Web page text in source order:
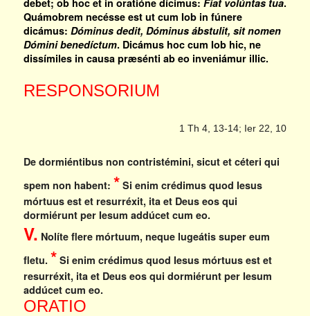
debet; ob hoc et in oratióne dícimus: Fiat volúntas tua.
Quámobrem necésse est ut cum Iob in fúnere
dicámus: Dóminus dedit, Dóminus ábstulit, sit nomen
Dómini benedíctum. Dicámus hoc cum Iob hic, ne
dissímiles in causa præsénti ab eo inveniámur illic.
RESPONSORIUM
1 Th 4, 13-14; Ier 22, 10
De dormiéntibus non contristémini, sicut et céteri qui
spem non habent: * Si enim crédimus quod Iesus
mórtuus est et resurréxit, ita et Deus eos qui
dormiérunt per Iesum addúcet cum eo.
V. Nolíte flere mórtuum, neque lugeátis super eum
fletu. * Si enim crédimus quod Iesus mórtuus est et
resurréxit, ita et Deus eos qui dormiérunt per Iesum
addúcet cum eo.
ORATIO